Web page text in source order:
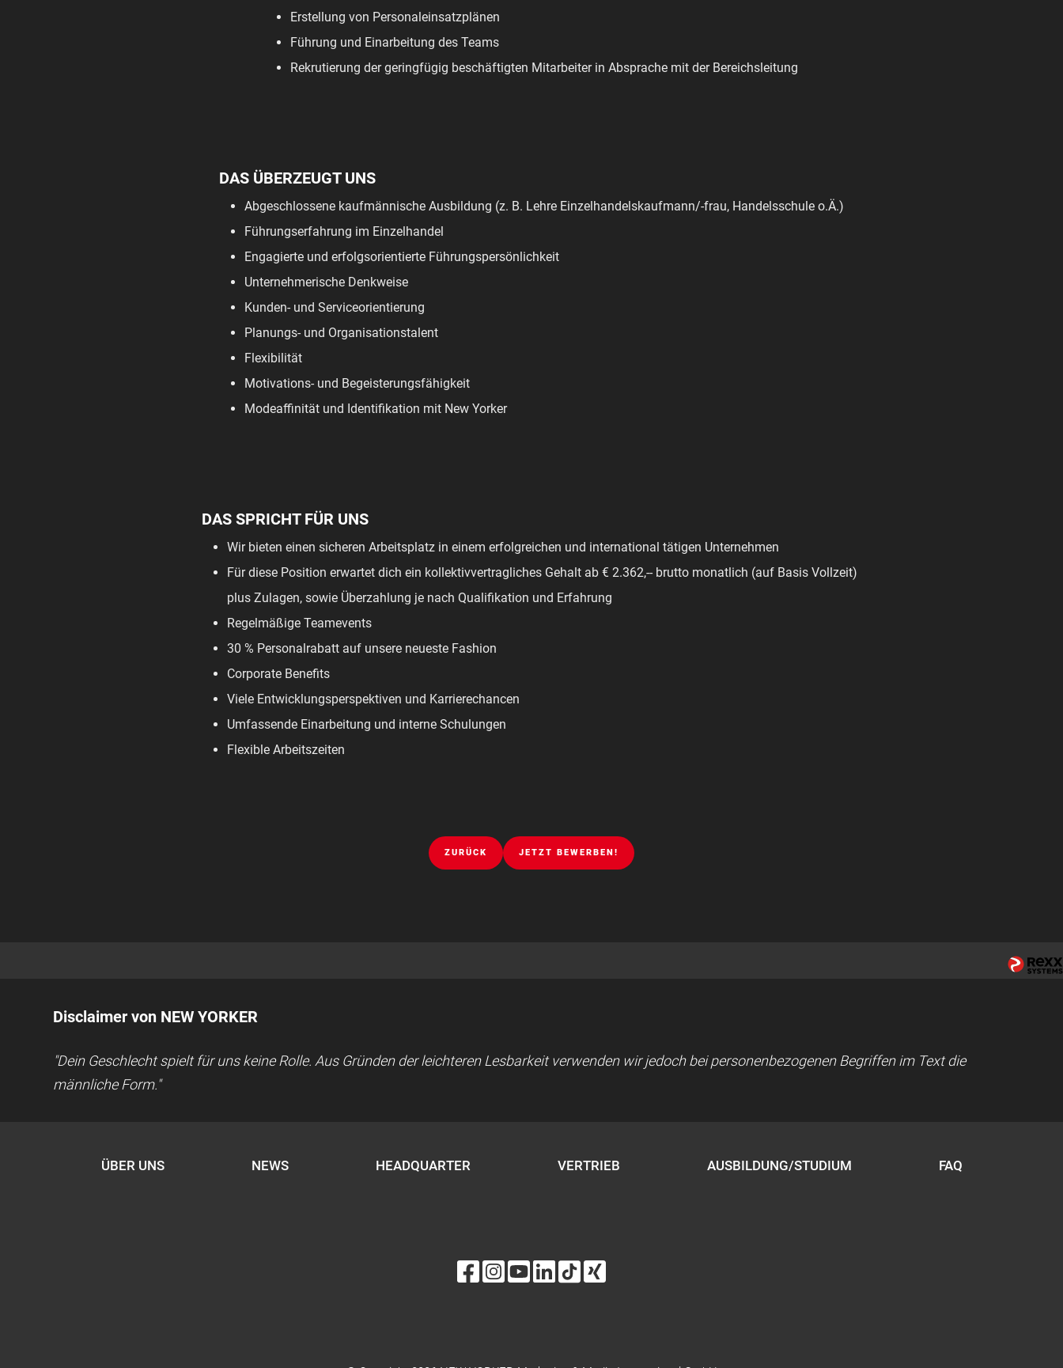
Erstellung von Personaleinsatzplänen
Führung und Einarbeitung des Teams
Rekrutierung der geringfügig beschäftigten Mitarbeiter in Absprache mit der Bereichsleitung
DAS ÜBERZEUGT UNS
Abgeschlossene kaufmännische Ausbildung (z. B. Lehre Einzelhandelskaufmann/-frau, Handelsschule o.Ä.)
Führungserfahrung im Einzelhandel
Engagierte und erfolgsorientierte Führungspersönlichkeit
Unternehmerische Denkweise
Kunden- und Serviceorientierung
Planungs- und Organisationstalent
Flexibilität
Motivations- und Begeisterungsfähigkeit
Modeaffinität und Identifikation mit New Yorker
DAS SPRICHT FÜR UNS
Wir bieten einen sicheren Arbeitsplatz in einem erfolgreichen und international tätigen Unternehmen
Für diese Position erwartet dich ein kollektivvertragliches Gehalt ab € 2.362,-- brutto monatlich (auf Basis Vollzeit)
plus Zulagen, sowie Überzahlung je nach Qualifikation und Erfahrung
Regelmäßige Teamevents
30 % Personalrabatt auf unsere neueste Fashion
Corporate Benefits
Viele Entwicklungsperspektiven und Karrierechancen
Umfassende Einarbeitung und interne Schulungen
Flexible Arbeitszeiten
ZURÜCK JETZT BEWERBEN!
Disclaimer von NEW YORKER
"Dein Geschlecht spielt für uns keine Rolle. Aus Gründen der leichteren Lesbarkeit verwenden wir jedoch bei personenbezogenen Begriffen im Text die
männliche Form."
ÜBER UNS NEWS HEADQUARTER VERTRIEB AUSBILDUNG/STUDIUM FAQ